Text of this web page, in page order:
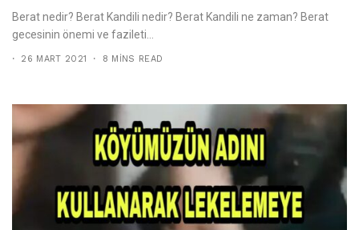
Berat nedir? Berat Kandili nedir? Berat Kandili ne zaman? Berat
gecesinin önemi ve fazileti...
26 MART 2021 8 MINS READ